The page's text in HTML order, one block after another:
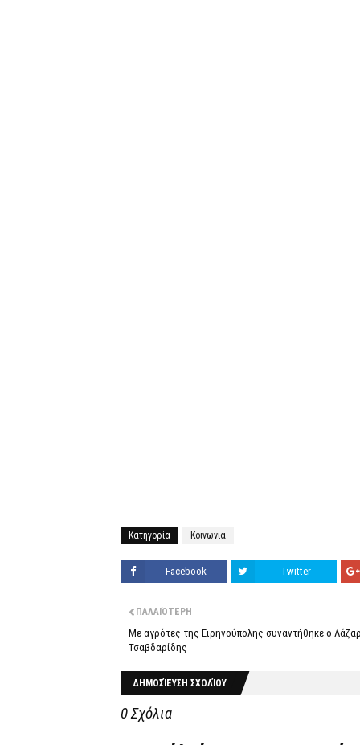
Κατηγορία Κοινωνία
Facebook Twitter
ΠΑΛΑΙΌΤΕΡΗ
Με αγρότες της Ειρηνούπολης συναντήθηκε ο
Τσαβδαρίδης
ΔΗΜΟΣΊΕΥΣΗ ΣΧΟΛΊΟΥ
0 Σχόλια